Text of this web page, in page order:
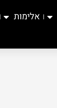
אלימות